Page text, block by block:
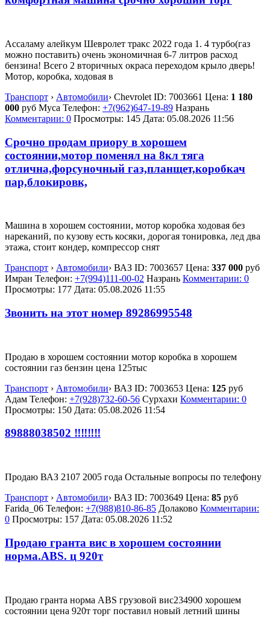
Ассаламу алейкум Шевролет тракс 2022 года 1. 4 турбо(газ
можно поставить) очень экономичная 6-7 литров расход
бензина! Всего 2 вторичных окраса переходом крыло дверь!
Мотор, коробка, ходовая в
Транспорт › Автомобили› Chevrolet ID: 7003661 Цена: 1 180
000 руб Муса Телефон: +7(962)647-19-89 Назрань
Комментарии: 0 Просмотры: 145 Дата: 05.08.2026 11:56
Срочно продам приору в хорошем
состоянии,мотор поменял на 8кл тяга
отлична,форсуночный газ,планщет,коробкач
пар,блокировк,
Машина в хорошем состоянии, мотор коробка ходовая без
нареканий, по кузову есть косяки, дорогая тонировка, лед два
этажа, стоит кондер, компрессор снят
Транспорт › Автомобили› ВАЗ ID: 7003657 Цена: 337 000 руб
Имран Телефон: +7(994)111-00-02 Назрань Комментарии: 0
Просмотры: 177 Дата: 05.08.2026 11:55
Звонить на этот номер 89286995548
Продаю в хорошем состоянии мотор коробка в хорошем
состоянии газ бензин цена 125тыс
Транспорт › Автомобили› ВАЗ ID: 7003653 Цена: 125 руб
Адам Телефон: +7(928)732-60-56 Сурхахи Комментарии: 0
Просмотры: 150 Дата: 05.08.2026 11:54
89888038502 ‼️‼️‼️‼️
Продаю ВАЗ 2107 2005 года Остальные вопросы по телефону
Транспорт › Автомобили› ВАЗ ID: 7003649 Цена: 85 руб
Farida_06 Телефон: +7(988)810-86-85 Долаково Комментарии:
0 Просмотры: 157 Дата: 05.08.2026 11:52
Продаю гранта вис в хорошем состоянии
норма.ABS. ц 920т
Продаю гранта норма ABS грузовой вис234900 хорошем
состоянии цена 920т торг поставил новый летний шины